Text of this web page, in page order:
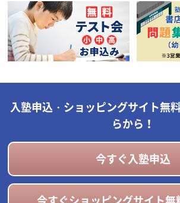
入塾申込・ショッピングサイト無
らから！
今すぐ入塾申込